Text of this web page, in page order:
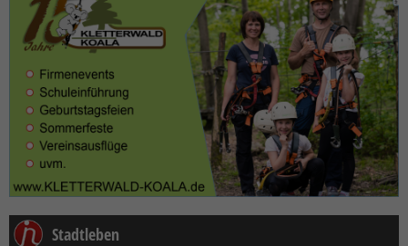
Stadtleben